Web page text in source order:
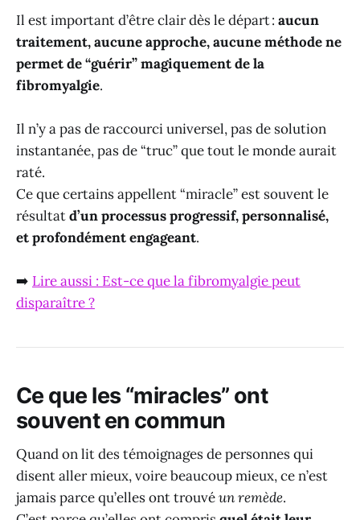
Il est important d’être clair dès le départ : aucun
traitement, aucune approche, aucune méthode ne
permet de “guérir” magiquement de la
fibromyalgie.
Il n’y a pas de raccourci universel, pas de solution
instantanée, pas de “truc” que tout le monde aurait
raté.
Ce que certains appellent “miracle” est souvent le
résultatd’un processus progressif, personnalisé,
et profondément engageant.
➡️ Lire aussi : Est-ce que la fibromyalgie peut
disparaître ?
Ce que les “miracles” ont
souvent en commun
Quand on lit des témoignages de personnes qui
disent aller mieux, voire beaucoup mieux, ce n’est
jamais parce qu’elles ont trouvéun remède.